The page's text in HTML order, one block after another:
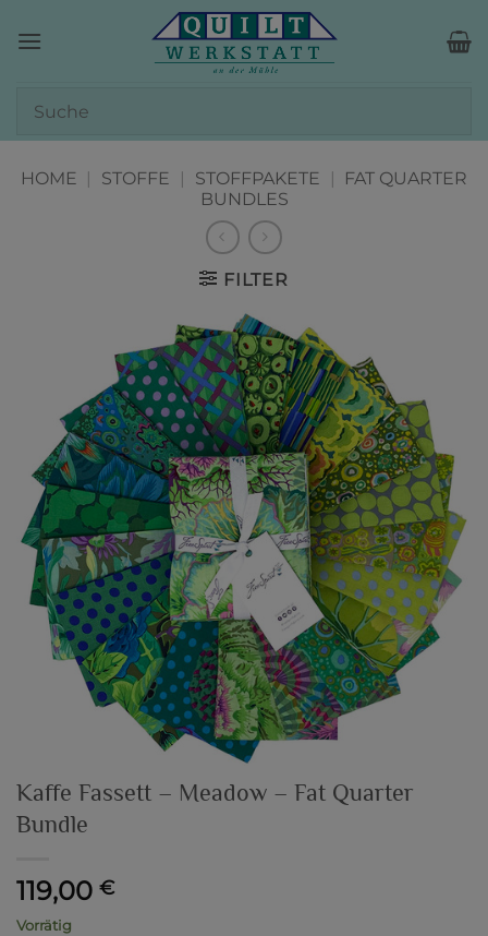
Inhalt
HOME | STOFFE | STOFFPAKETE |
FAT QUARTER
BUNDLES
FILTER
Kaffe Fassett – Meadow – Fat Quarter
Bundle
119,00 €
Vorrätig